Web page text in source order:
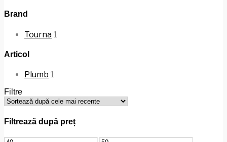
Brand
Tourna 1
Articol
Plumb 1
Filtre
Filtrează după preț